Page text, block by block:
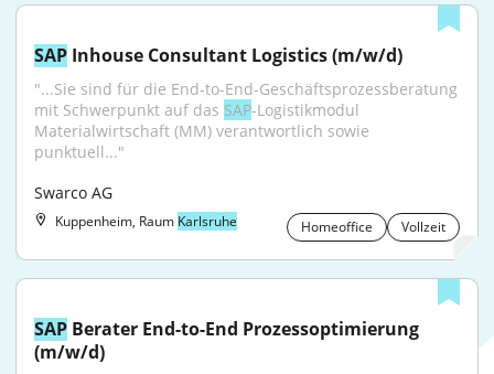
SAP Inhouse Consultant Logistics (m/w/d)
"...Sie sind für die End-to-End-Geschäftsprozessberatung
mit Schwerpunkt auf das SAP-Logistikmodul
Materialwirtschaft (MM) verantwortlich sowie
punktuell..."
Swarco AG
Kuppenheim, Raum Karlsruhe Homeoffice Vollzeit
SAP Berater End-to-End Prozessoptimierung
(m/w/d)